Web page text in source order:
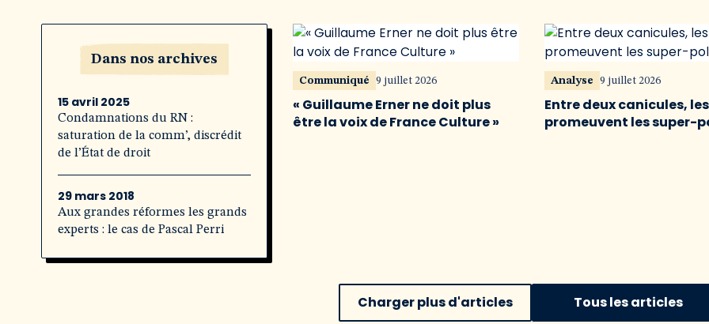
Dans nos archives
15 avril 2025
Condamnations du RN :
saturation de la comm’, discrédit
de l’État de droit
29 mars 2018
Aux grandes réformes les grands
experts : le cas de Pascal Perri
Communiqué 9 juillet 2026
« Guillaume Erner ne doit plus
être la voix de France Culture »
Analyse 9 juillet 2026
Entre deux canicules,
promeuvent les super-
Charger plus d'articles Tous les articles